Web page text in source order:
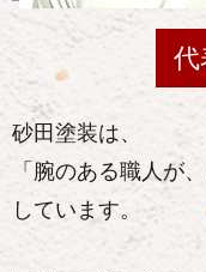
代
砂田塗装は、
「腕のある職人が
しています。